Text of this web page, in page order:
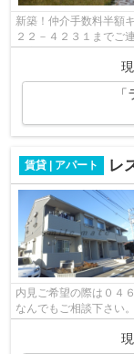
新築！仲介手数料半額
２２－４２３１まで
賃貸 | アパート レ
内見ご希望の際は０
なんでもご相談下さい